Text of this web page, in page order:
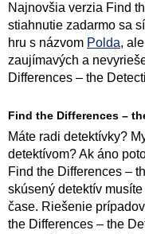
Najnovšia verzia Find
stiahnutie zadarmo sa
hru s názvom Polda,
zaujímavých a
Differences – the
Find the Differences –
Máte radi detektívky?
detektívom? Ak áno
Find the Differences –
skúsený detektív
čase. Riešenie
the Differences – the